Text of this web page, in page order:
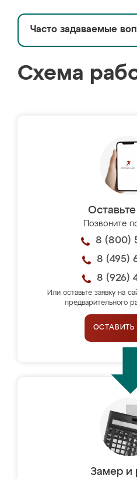
Часто задаваемые
Схема
Позвоните
8 (800)
8 (495)
8 (926)
Или оставьте заявку на
предварительного
ОСТАВИТЬ
Замер и